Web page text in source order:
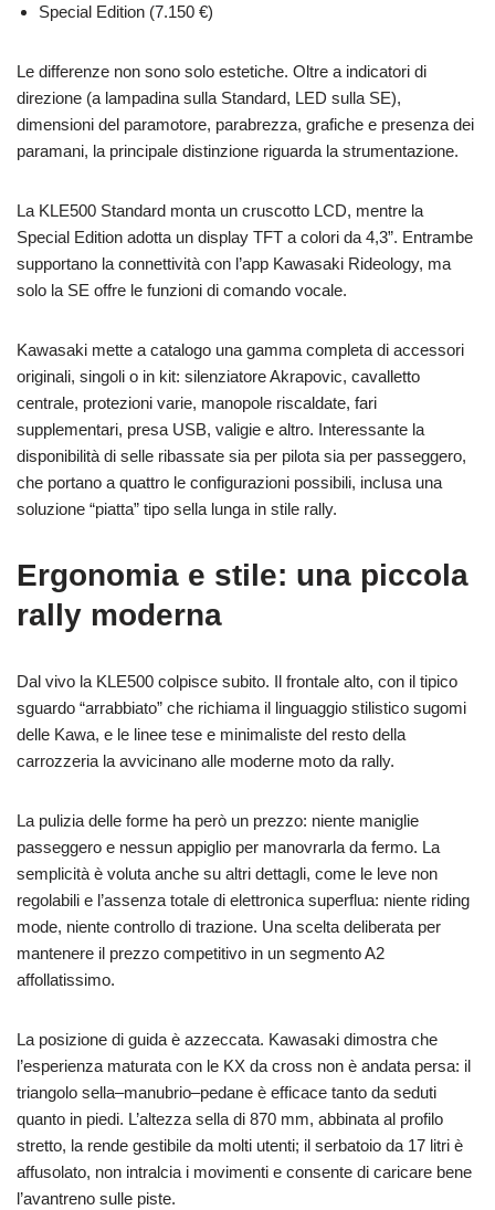
Special Edition (7.150 €)
Le differenze non sono solo estetiche. Oltre a indicatori di
direzione (a lampadina sulla Standard, LED sulla SE),
dimensioni del paramotore, parabrezza, grafiche e presenza dei
paramani, la principale distinzione riguarda la strumentazione.
La KLE500 Standard monta un cruscotto LCD, mentre la
Special Edition adotta un display TFT a colori da 4,3”. Entrambe
supportano la connettività con l’app Kawasaki Rideology, ma
solo la SE offre le funzioni di comando vocale.
Kawasaki mette a catalogo una gamma completa di accessori
originali, singoli o in kit: silenziatore Akrapovic, cavalletto
centrale, protezioni varie, manopole riscaldate, fari
supplementari, presa USB, valigie e altro. Interessante la
disponibilità di selle ribassate sia per pilota sia per passeggero,
che portano a quattro le configurazioni possibili, inclusa una
soluzione “piatta” tipo sella lunga in stile rally.
Ergonomia e stile: una piccola
rally moderna
Dal vivo la KLE500 colpisce subito. Il frontale alto, con il tipico
sguardo “arrabbiato” che richiama il linguaggio stilistico sugomi
delle Kawa, e le linee tese e minimaliste del resto della
carrozzeria la avvicinano alle moderne moto da rally.
La pulizia delle forme ha però un prezzo: niente maniglie
passeggero e nessun appiglio per manovrarla da fermo. La
semplicità è voluta anche su altri dettagli, come le leve non
regolabili e l’assenza totale di elettronica superflua: niente riding
mode, niente controllo di trazione. Una scelta deliberata per
mantenere il prezzo competitivo in un segmento A2
affollatissimo.
La posizione di guida è azzeccata. Kawasaki dimostra che
l’esperienza maturata con le KX da cross non è andata persa: il
triangolo sella–manubrio–pedane è efficace tanto da seduti
quanto in piedi. L’altezza sella di 870 mm, abbinata al profilo
stretto, la rende gestibile da molti utenti; il serbatoio da 17 litri è
affusolato, non intralcia i movimenti e consente di caricare bene
l’avantreno sulle piste.